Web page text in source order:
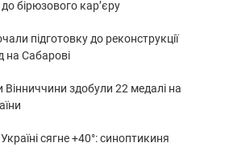
бірюзового кар’єру
підготовку до реконструкції
на Сабарові
Вінниччини здобули 22 медалі на
сягне +40°: синоптикиня